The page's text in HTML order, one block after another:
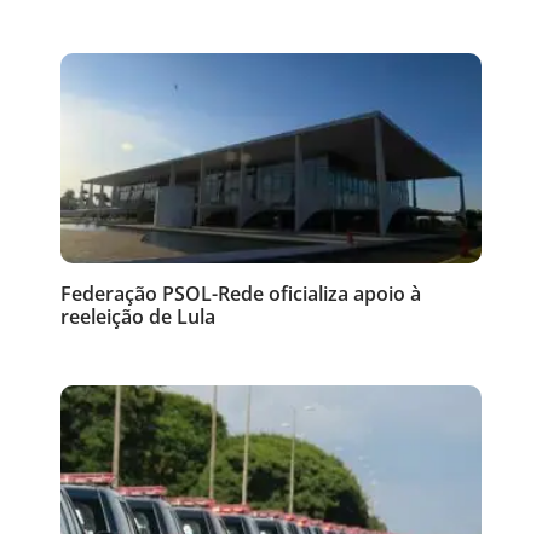
Federação PSOL-Rede oficializa apoio à
reeleição de Lula